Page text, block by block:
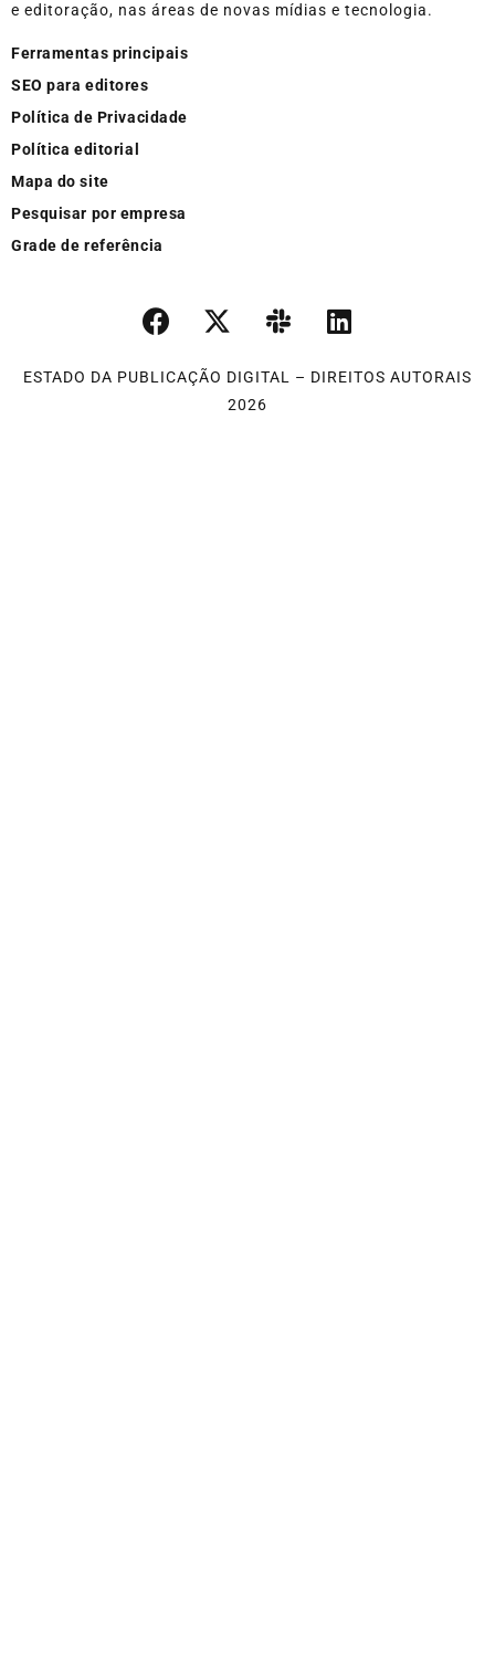
e editoração, nas áreas de novas mídias e tecnologia.
Ferramentas principais
SEO para editores
Política de Privacidade
Política editorial
Mapa do site
Pesquisar por empresa
Grade de referência
ESTADO DA PUBLICAÇÃO DIGITAL – DIREITOS AUTORAIS
2026